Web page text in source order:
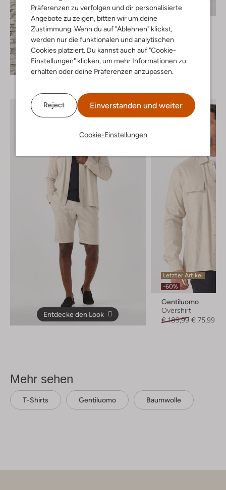
Präferenzen zu verfolgen und dir personalisierte
Angebote zu zeigen, bitten wir um deine
Zustimmung. Wenn du auf "Ablehnen" klickst,
werden nur die funktionalen und analytischen
Cookies platziert. Du kannst auch auf "Cookie-
Einstellungen" klicken, um mehr Informationen zu
erhalten oder deine Präferenzen anzupassen.
Reject Einverstanden und weiter
Cookie-Einstellungen
Entdecke den Look
Chino
€ 159,99
Entdecke den Look
Letzter Artikel
-60%
Gentiluomo
Overshirt
€ 189,99 € 75,99
Mehr sehen
T-Shirts Gentiluomo Baumwolle